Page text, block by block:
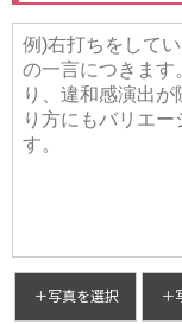
＋写真を選択 ＋